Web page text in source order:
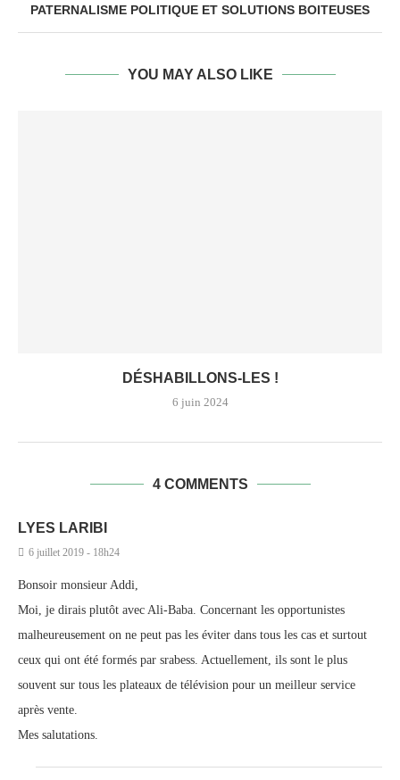
PATERNALISME POLITIQUE ET SOLUTIONS BOITEUSES
YOU MAY ALSO LIKE
DÉSHABILLONS-LES !
6 juin 2024
4 COMMENTS
LYES LARIBI
6 juillet 2019 - 18h24
Bonsoir monsieur Addi,
Moi, je dirais plutôt avec Ali-Baba. Concernant les opportunistes
malheureusement on ne peut pas les éviter dans tous les cas et surtout
ceux qui ont été formés par srabess. Actuellement, ils sont le plus
souvent sur tous les plateaux de télévision pour un meilleur service
après vente.
Mes salutations.